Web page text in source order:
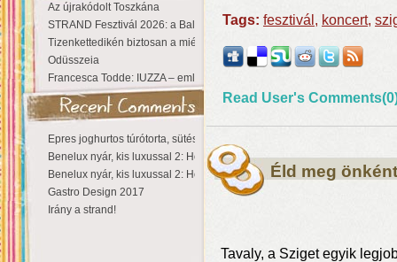
Az újrakódolt Toszkána
STRAND Fesztivál 2026: a Balaton partján a nyár még tart!
Tizenkettedikén biztosan a miénk a Sziget!
Odüsszeia
Francesca Todde: IUZZA – emlékezet, táj és irodalom találkozása a Mai
Epres joghurtos túrótorta, sütés nélkül
Benelux nyár, kis luxussal 2: Hollandia
Benelux nyár, kis luxussal 2: Hollandia
Gastro Design 2017
Irány a strand!
Tags: fesztivál , koncert,
Read User's
Éld meg
Tavaly, a Sziget egyik